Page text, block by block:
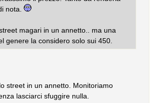
nota.
magari in un annetto.. ma una
genere la considero solo sui 450.
street in un annetto. Monitoriamo
lasciarci sfuggire nulla.